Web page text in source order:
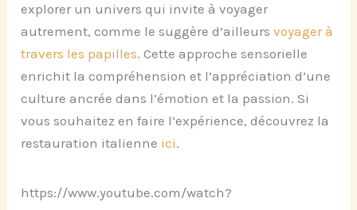
explorer un univers qui invite à voyager
autrement, comme le suggère d’ailleursvoyager à
travers les papilles. Cette approche sensorielle
enrichit la compréhension et l’appréciation d’une
culture ancrée dans l’émotion et la passion. Si
vous souhaitez en faire l’expérience, découvrez la
restauration italienne ici.
https://www.youtube.com/watch?